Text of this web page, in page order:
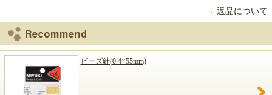
返品について
ビーズ針(0.4×55mm)